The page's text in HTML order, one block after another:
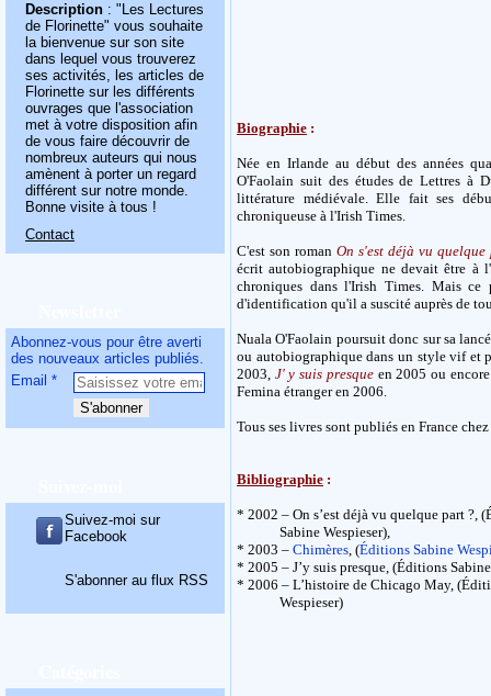
Description : "Les Lectures
de Florinette" vous souhaite
la bienvenue sur son site
dans lequel vous trouverez
ses activités, les articles de
Florinette sur les différents
ouvrages que l'association
met à votre disposition afin
de vous faire découvrir de
nombreux auteurs qui nous
amènent à porter un regard
différent sur notre monde.
Bonne visite à tous !
Contact
Abonnez-vous pour être averti
des nouveaux articles publiés.
Email
Suivez-moi sur
Facebook
S'abonner au flux RSS
Biographie :
Née en Irlande au début des années
O'Faolain suit des études de Lettres
littérature médiévale. Elle fait ses
chroniqueuse à l'Irish Times.
C'est son roman On s'est déjà vu quelque
écrit autobiographique ne devait être à
chroniques dans l'Irish Times. Mais ce
d'identification qu'il a suscité auprès de
Nuala O'Faolain poursuit donc sur sa
ou autobiographique dans un style vif
2003, J' y suis presqueen 2005 ou
Femina étranger en 2006.
Tous ses livres sont publiés en France
Bibliographie :
* 2002 – On s’est déjà vu quelque part ?,
Sabine Wespieser),
* 2003 – Chimères, (Éditions Sabine
* 2005 – J’y suis presque, (Éditions
* 2006 – L’histoire de Chicago May,
Wespieser)